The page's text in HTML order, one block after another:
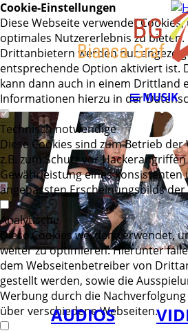
MUSIK
AUDIOS
Cookie-Einstellungen
Diese Webseite verwendet
optimales Nutzererlebnis zu
Drittanbietern werden nur
entsprechende Option aktiviert ist.
kann dann auch in einem Drittland
Informationen hierzu in der
Technisch notwendige
Diese Cookies sind zum Betrieb
z.B. zum Schutz vor
Gewährleistung eines konsistenten
angepassten Erscheinungsbilds der
Analytische
Diese Cookies werden verwendet,
weiter zu optimieren. Hierunter
dem Webseitenbetreiber von
gestellt werden, sowie die
Werbung durch die
über verschiedene Webseiten.